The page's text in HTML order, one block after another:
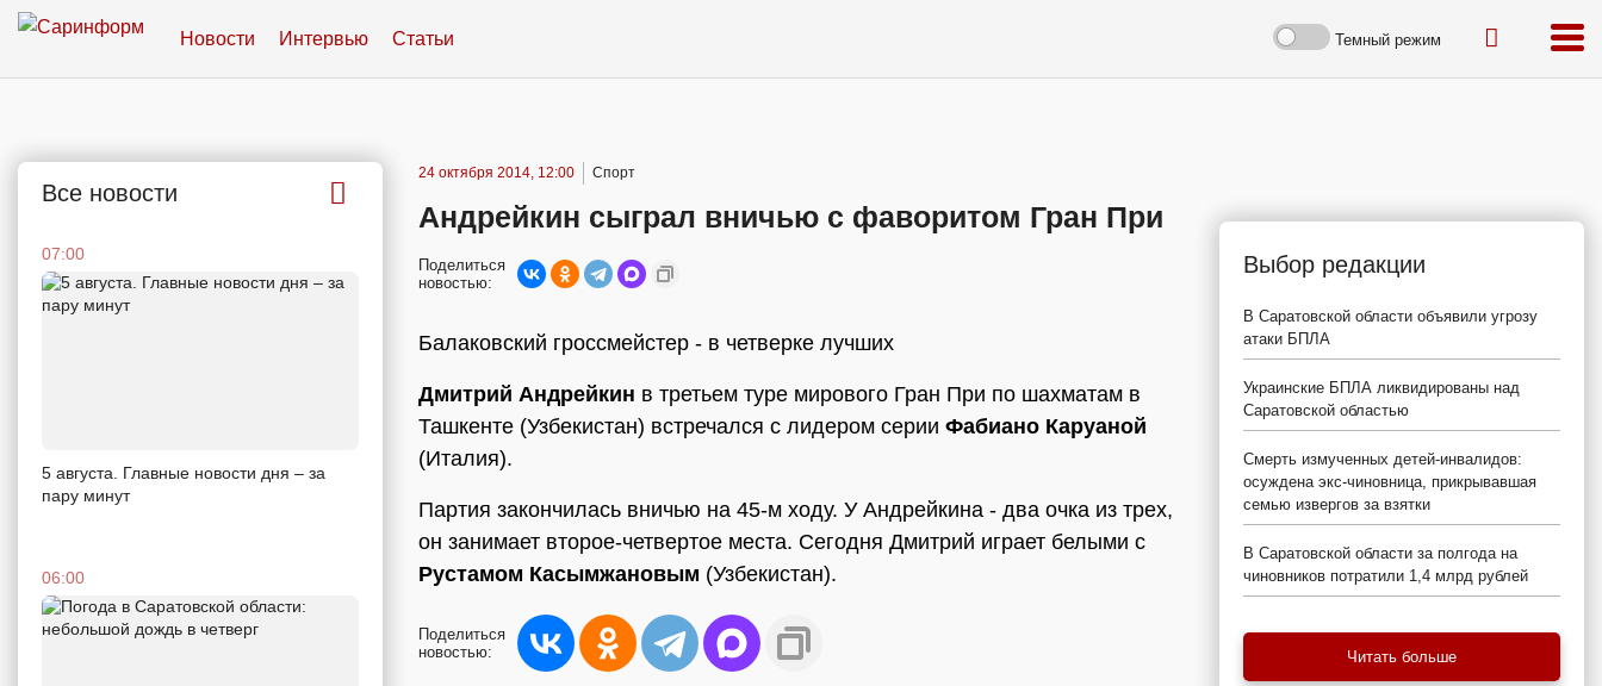
Новости Интервью Статьи Темный режим
Все новости
07:00
5 августа. Главные новости дня – за
пару минут
06:00
24 октября 2014, 12:00 Спорт
Андрейкин сыграл вничью с фаворитом Гран При
Поделиться
новостью:
Балаковский гроссмейстер - в четверке лучших
Дмитрий Андрейкин в третьем туре мирового Гран При по шахматам в
Ташкенте (Узбекистан) встречался с лидером серии Фабиано Каруаной
(Италия).
Партия закончилась вничью на 45-м ходу. У Андрейкина - два очка из трех,
он занимает второе-четвертое места. Сегодня Дмитрий играет белыми с
Рустамом Касымжановым (Узбекистан).
Поделиться
новостью:
Выбор редакции
В Саратовской области объявили угрозу
атаки БПЛА
Украинские БПЛА ликвидированы над
Саратовской областью
Смерть измученных детей-инвалидов:
осуждена экс-чиновница, прикрывавшая
семью извергов за взятки
В Саратовской области за полгода на
чиновников потратили 1,4 млрд рублей
Читать больше